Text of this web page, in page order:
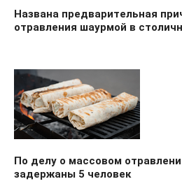
Названа предварительная
отравления шаурмой в
По делу о массовом
задержаны 5 человек